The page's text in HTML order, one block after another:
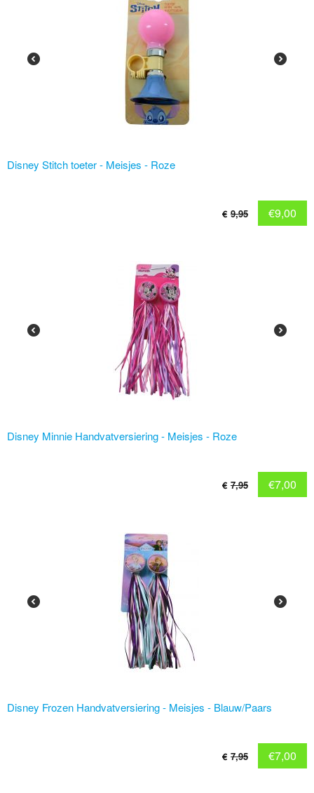
Disney Stitch toeter - Meisjes - Roze
€ 9,95 €9,00
Disney Minnie Handvatversiering - Meisjes - Roze
€ 7,95 €7,00
Disney Frozen Handvatversiering - Meisjes - Blauw/Paars
€ 7,95 €7,00